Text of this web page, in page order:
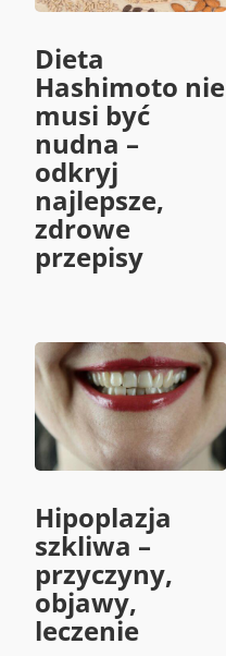
Dieta
Hashimoto nie
musi być
nudna –
odkryj
najlepsze,
zdrowe
przepisy
Hipoplazja
szkliwa –
przyczyny,
objawy,
leczenie